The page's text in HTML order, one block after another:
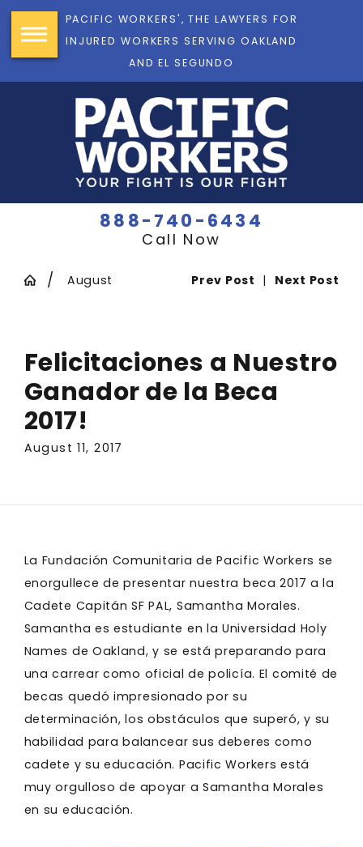
PACIFIC WORKERS', THE LAWYERS FOR
INJURED WORKERS SERVING OAKLAND
AND EL SEGUNDO
888-740-6434
Call Now
August Prev Post | Next Post
Felicitaciones a Nuestro
Ganador de la Beca
2017!
August 11, 2017
La Fundación Comunitaria de Pacific Workers se
enorgullece de presentar nuestra beca 2017 a la
Cadete Capitán SF PAL, Samantha Morales.
Samantha es estudiante en la Universidad Holy
Names de Oakland, y se está preparando para
una carrear como oficial de policía. El comité de
becas quedó impresionado por su
determinación, los obstáculos que superó, y su
habilidad para balancear sus deberes como
cadete y su educación. Pacific Workers está
muy orgulloso de apoyar a Samantha Morales
en su educación.